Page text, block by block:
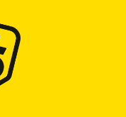
105